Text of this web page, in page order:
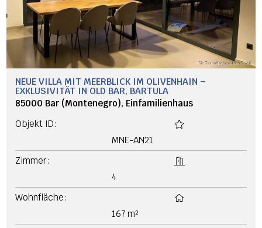
NEUE VILLA MIT MEERBLICK IM OLIVENHAIN –
EXKLUSIVITÄT IN OLD BAR, BARTULA
85000 Bar (Montenegro), Einfamilienhaus
Objekt ID:
MNE-AN21
Zimmer:
4
Wohnfläche:
167 m²